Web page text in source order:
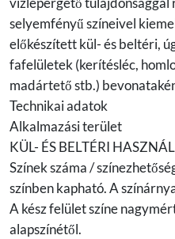
selyemfényű színeivel
előkészített kül- és beltéri,
fafelületek (kerítésléc,
madártető stb.)
Technikai adatok
Alkalmazási terület
KÜL- ÉS BELTÉRI
Színek száma /
színben kapható. A
A kész felület színe
alapszínétől.